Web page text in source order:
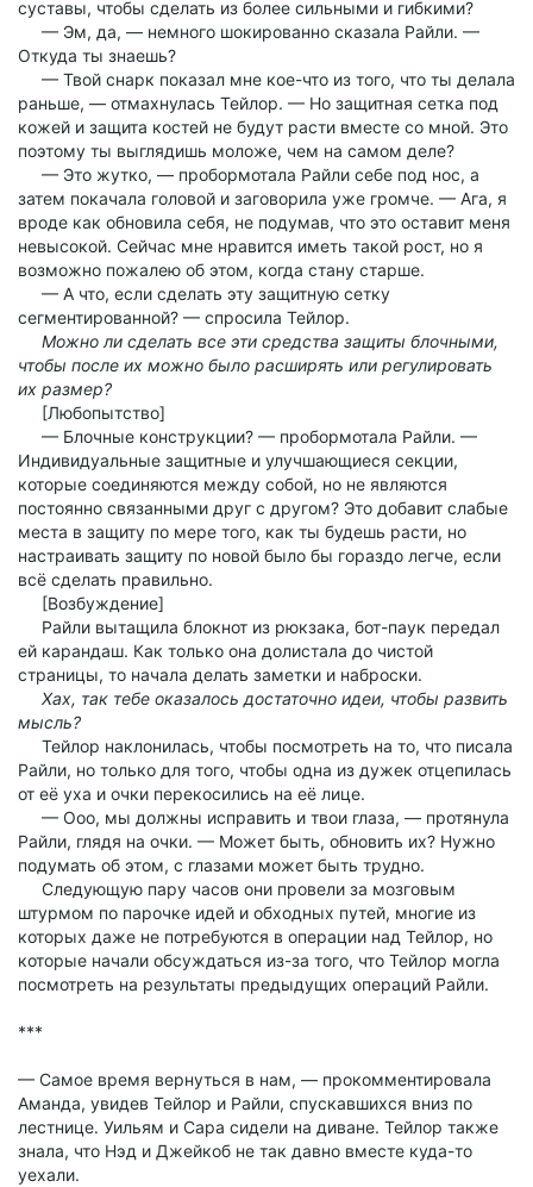
суставы, чтобы сделать из более сильными и гибкими?
— Эм, да, — немного шокированно сказала Райли. —
Откуда ты знаешь?
— Твой снарк показал мне кое-что из того, что ты делала
раньше, — отмахнулась Тейлор. — Но защитная сетка под
кожей и защита костей не будут расти вместе со мной. Это
поэтому ты выглядишь моложе, чем на самом деле?
— Это жутко, — пробормотала Райли себе под нос, а
затем покачала головой и заговорила уже громче. — Ага, я
вроде как обновила себя, не подумав, что это оставит меня
невысокой. Сейчас мне нравится иметь такой рост, но я
возможно пожалею об этом, когда стану старше.
— А что, если сделать эту защитную сетку
сегментированной? — спросила Тейлор.
Можно ли сделать все эти средства защиты блочными,
чтобы после их можно было расширять или регулировать
их размер?
[Любопытство]
— Блочные конструкции? — пробормотала Райли. —
Индивидуальные защитные и улучшающиеся секции,
которые соединяются между собой, но не являются
постоянно связанными друг с другом? Это добавит слабые
места в защиту по мере того, как ты будешь расти, но
настраивать защиту по новой было бы гораздо легче, если
всё сделать правильно.
[Возбуждение]
Райли вытащила блокнот из рюкзака, бот-паук передал
ей карандаш. Как только она долистала до чистой
страницы, то начала делать заметки и наброски.
Хах, так тебе оказалось достаточно идеи, чтобы развить
мысль?
Тейлор наклонилась, чтобы посмотреть на то, что писала
Райли, но только для того, чтобы одна из дужек отцепилась
от её уха и очки перекосились на её лице.
— Ооо, мы должны исправить и твои глаза, — протянула
Райли, глядя на очки. — Может быть, обновить их? Нужно
подумать об этом, с глазами может быть трудно.
Следующую пару часов они провели за мозговым
штурмом по парочке идей и обходных путей, многие из
которых даже не потребуются в операции над Тейлор, но
которые начали обсуждаться из-за того, что Тейлор могла
посмотреть на результаты предыдущих операций Райли.
***
— Самое время вернуться в нам, — прокомментировала
Аманда, увидев Тейлор и Райли, спускавшихся вниз по
лестнице. Уильям и Сара сидели на диване. Тейлор также
знала, что Нэд и Джейкоб не так давно вместе куда-то
уехали.